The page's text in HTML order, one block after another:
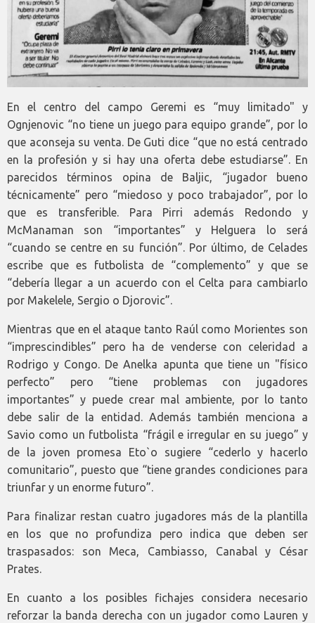
En el centro del campo Geremi es “muy limitado" y
Ognjenovic “no tiene un juego para equipo grande”, por lo
que aconseja su venta. De Guti dice “que no está centrado
en la profesión y si hay una oferta debe estudiarse”. En
parecidos términos opina de Baljic, “jugador bueno
técnicamente” pero “miedoso y poco trabajador”, por lo
que es transferible. Para Pirri además Redondo y
McManaman son “importantes” y Helguera lo será
“cuando se centre en su función”. Por último, de Celades
escribe que es futbolista de “complemento” y que se
“debería llegar a un acuerdo con el Celta para cambiarlo
por Makelele, Sergio o Djorovic”.
Mientras que en el ataque tanto Raúl como Morientes son
“imprescindibles” pero ha de venderse con celeridad a
Rodrigo y Congo. De Anelka apunta que tiene un "físico
perfecto” pero “tiene problemas con jugadores
importantes” y puede crear mal ambiente, por lo tanto
debe salir de la entidad. Además también menciona a
Savio como un futbolista “frágil e irregular en su juego” y
de la joven promesa Eto`o sugiere “cederlo y hacerlo
comunitario”, puesto que “tiene grandes condiciones para
triunfar y un enorme futuro”.
Para finalizar restan cuatro jugadores más de la plantilla
en los que no profundiza pero indica que deben ser
traspasados: son Meca, Cambiasso, Canabal y César
Prates.
En cuanto a los posibles fichajes considera necesario
reforzar la banda derecha con un jugador como Lauren y